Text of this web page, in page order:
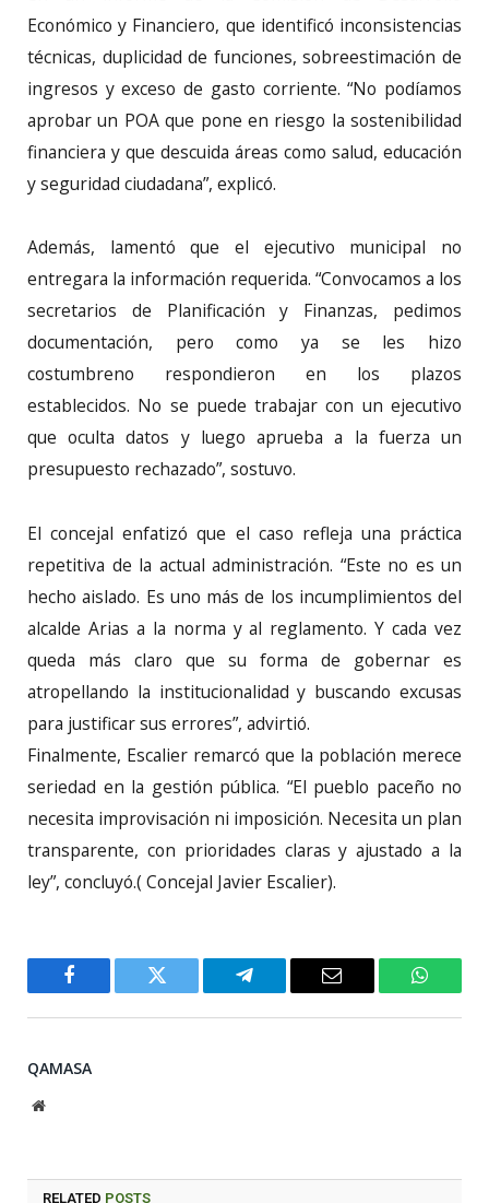
Económico y Financiero, que identificó inconsistencias
técnicas, duplicidad de funciones, sobreestimación de
ingresos y exceso de gasto corriente. “No podíamos
aprobar un POA que pone en riesgo la sostenibilidad
financiera y que descuida áreas como salud, educación
y seguridad ciudadana”, explicó.
Además, lamentó que el ejecutivo municipal no
entregara la información requerida. “Convocamos a los
secretarios de Planificación y Finanzas, pedimos
documentación, pero como ya se les hizo
costumbreno respondieron en los plazos
establecidos. No se puede trabajar con un ejecutivo
que oculta datos y luego aprueba a la fuerza un
presupuesto rechazado”, sostuvo.
El concejal enfatizó que el caso refleja una práctica
repetitiva de la actual administración. “Este no es un
hecho aislado. Es uno más de los incumplimientos del
alcalde Arias a la norma y al reglamento. Y cada vez
queda más claro que su forma de gobernar es
atropellando la institucionalidad y buscando excusas
para justificar sus errores”, advirtió.
Finalmente, Escalier remarcó que la población merece
seriedad en la gestión pública. “El pueblo paceño no
necesita improvisación ni imposición. Necesita un plan
transparente, con prioridades claras y ajustado a la
ley”, concluyó.( Concejal Javier Escalier).
Facebook Twitter Telegram Email
QAMASA
Website
RELATED POSTS